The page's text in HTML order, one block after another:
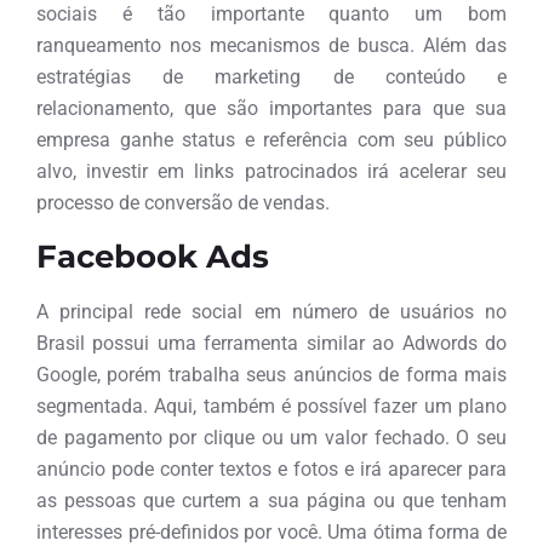
sociais é tão importante quanto um bom
ranqueamento nos mecanismos de busca. Além das
estratégias de marketing de conteúdo e
relacionamento, que são importantes para que sua
empresa ganhe status e referência com seu público
alvo, investir em links patrocinados irá acelerar seu
processo de conversão de vendas.
Facebook Ads
A principal rede social em número de usuários no
Brasil possui uma ferramenta similar ao Adwords do
Google, porém trabalha seus anúncios de forma mais
segmentada. Aqui, também é possível fazer um plano
de pagamento por clique ou um valor fechado. O seu
anúncio pode conter textos e fotos e irá aparecer para
as pessoas que curtem a sua página ou que tenham
interesses pré-definidos por você. Uma ótima forma de